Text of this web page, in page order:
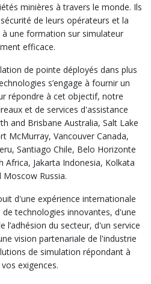
minières à travers le monde. Ils
de leurs opérateurs et la
une formation sur simulateur
efficace.
de pointe déployés dans plus
s’engage à fournir un
répondre à cet objectif, notre
et de services d'assistance
and Brisbane Australia, Salt Lake
McMurray, Vancouver Canada,
Santiago Chile, Belo Horizonte
Africa, Jakarta Indonesia, Kolkata
Moscow Russia.
d'une expérience internationale
technologies innovantes, d'une
l’adhésion du secteur, d'un service
vision partenariale de l'industrie
de simulation répondant à
exigences.